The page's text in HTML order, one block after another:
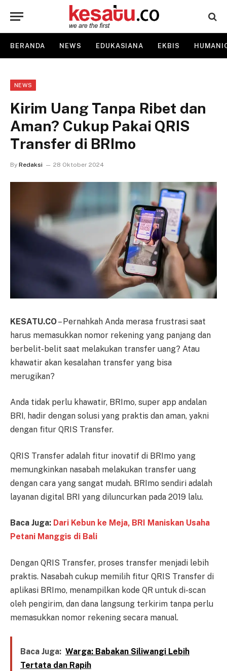
BERANDA NEWS EDUKASIANA EKBIS
NEWS
Kirim Uang Tanpa Ribet dan
Aman? Cukup Pakai QRIS
Transfer di BRImo
By Redaksi 28 Oktober 2024
KESATU.CO– Pernahkah Anda merasa frustrasi saat
harus memasukkan nomor rekening yang panjang dan
berbelit-belit saat melakukan transfer uang? Atau
khawatir akan kesalahan transfer yang bisa
merugikan?
Anda tidak perlu khawatir, BRImo, super app andalan
BRI, hadir dengan solusi yang praktis dan aman, yakni
dengan fitur QRIS Transfer.
QRIS Transfer adalah fitur inovatif di BRImo yang
memungkinkan nasabah melakukan transfer uang
dengan cara yang sangat mudah. BRImo sendiri adalah
layanan digital BRI yang diluncurkan pada 2019 lalu.
Baca Juga: Dari Kebun ke Meja, BRI Maniskan Usaha
Petani Manggis di Bali
Dengan QRIS Transfer, proses transfer menjadi lebih
praktis. Nasabah cukup memilih fitur QRIS Transfer di
aplikasi BRImo, menampilkan kode QR untuk di-scan
oleh pengirim, dan dana langsung terkirim tanpa perlu
memasukkan nomor rekening secara manual.
Baca Juga: Warga: Babakan Siliwangi Lebih
Tertata dan Rapih